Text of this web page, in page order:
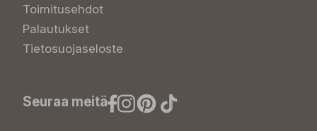
Toimitusehdot
Palautukset
Tietosuojaseloste
Seuraa meitä